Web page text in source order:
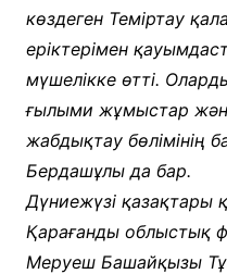
көздеген Теміртау
еріктерімен
мүшелікке өтті.
ғылыми жұмыстар
жабдықтау бөлімінің
Бердашұлы да бар.
Дүниежүзі қазақтары
Қарағанды облыстық
Меруеш Башайқызы